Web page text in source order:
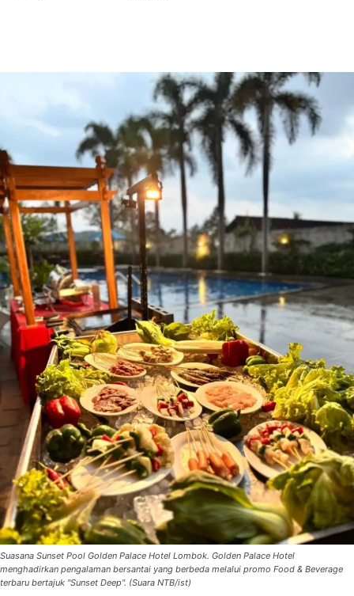
Suasana Sunset Pool Golden Palace Hotel Lombok. Golden Palace Hotel
menghadirkan pengalaman bersantai yang berbeda melalui promo Food & Beverage
terbaru bertajuk "Sunset Deep". (Suara NTB/ist)